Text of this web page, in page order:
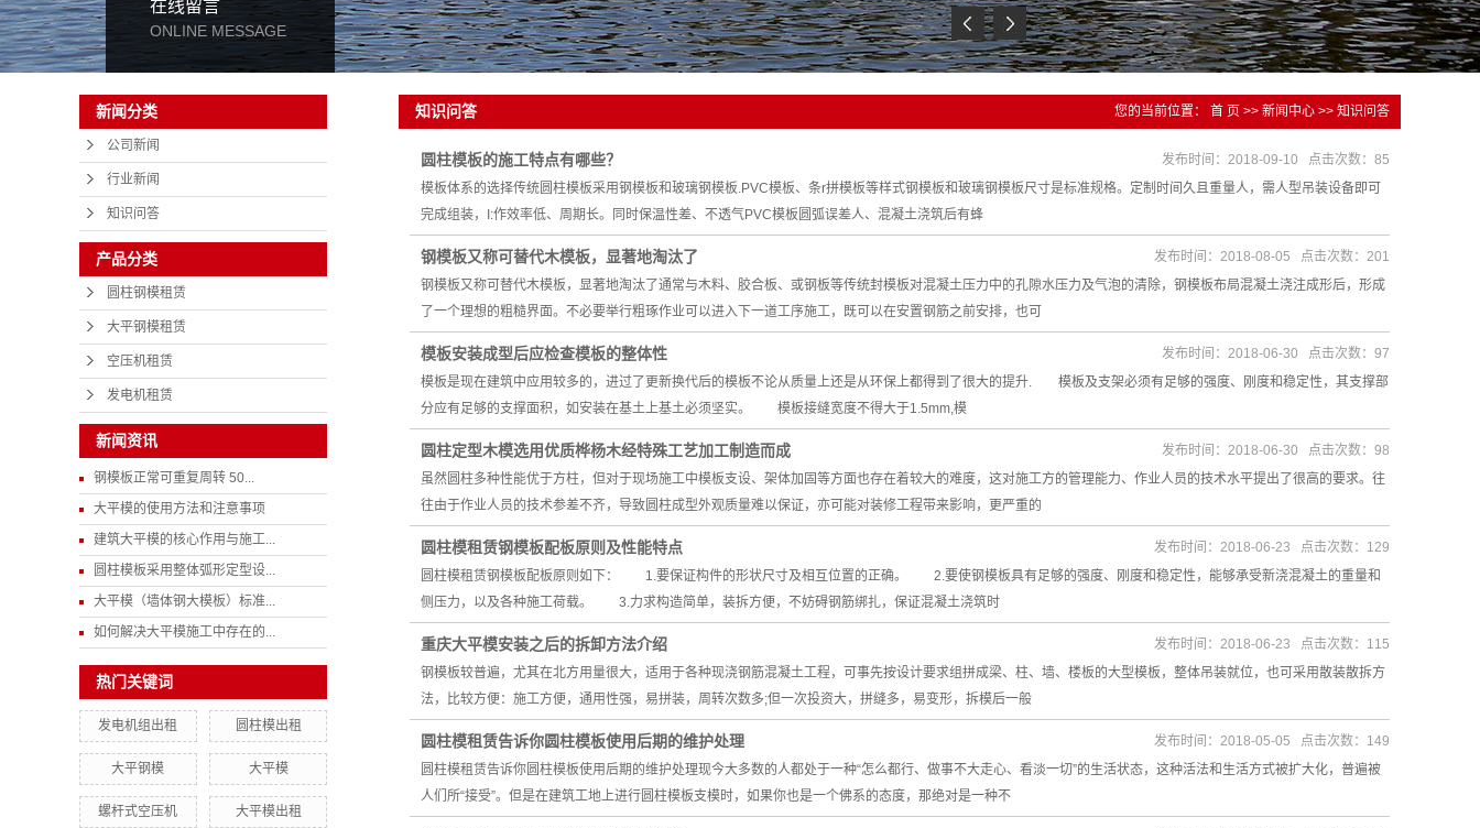
在线留言
ONLINE MESSAGE
新闻分类
公司新闻
行业新闻
知识问答
产品分类
圆柱钢模租赁
大平钢模租赁
空压机租赁
发电机租赁
新闻资讯
钢模板正常可重复周转 50...
大平模的使用方法和注意事项
建筑大平模的核心作用与施工...
圆柱模板采用整体弧形定型设...
大平模（墙体钢大模板）标准...
如何解决大平模施工中存在的...
热门关键词
发电机组出租 圆柱模出租
大平钢模 大平模
螺杆式空压机 大平模出租
知识问答 您的当前位置： 首 页 >> 新闻中心 >> 知识问答
圆柱模板的施工特点有哪些？
模板体系的选择传统圆柱模板采用钢模板和玻璃钢模板.PVC模板、条r拼模板等样式钢模板和玻璃钢模板尺寸是标准规格。定制时间久且重量人，需人型吊装设备即可
完成组装，I:作效率低、周期长。同时保温性差、不透气PVC模板圆弧误差人、混凝土浇筑后有蜂
发布时间：2018-09-10 点击次数：85
钢模板又称可替代木模板，显著地淘汰了
钢模板又称可替代木模板，显著地淘汰了通常与木料、胶合板、或钢板等传统封模板对混凝土压力中的孔隙水压力及气泡的清除，钢模板布局混凝土浇注成形后，形成
了一个理想的粗糙界面。不必要举行粗琢作业可以进入下一道工序施工，既可以在安置钢筋之前安排，也可
发布时间：2018-08-05 点击次数：201
模板安装成型后应检查模板的整体性
模板是现在建筑中应用较多的，进过了更新换代后的模板不论从质量上还是从环保上都得到了很大的提升. 模板及支架必须有足够的强度、刚度和稳定性，其支撑部
分应有足够的支撑面积，如安装在基土上基土必须坚实。 模板接缝宽度不得大于1.5mm,模
发布时间：2018-06-30 点击次数：97
圆柱定型木模选用优质桦杨木经特殊工艺加工制造而成
虽然圆柱多种性能优于方柱，但对于现场施工中模板支设、架体加固等方面也存在着较大的难度，这对施工方的管理能力、作业人员的技术水平提出了很高的要求。往
往由于作业人员的技术参差不齐，导致圆柱成型外观质量难以保证，亦可能对装修工程带来影响，更严重的
发布时间：2018-06-30 点击次数：98
圆柱模租赁钢模板配板原则及性能特点
圆柱模租赁钢模板配板原则如下： 1.要保证构件的形状尺寸及相互位置的正确。 2.要使钢模板具有足够的强度、刚度和稳定性，能够承受新浇混凝土的重量和
侧压力，以及各种施工荷载。 3.力求构造简单，装拆方便，不妨碍钢筋绑扎，保证混凝土浇筑时
发布时间：2018-06-23 点击次数：129
重庆大平模安装之后的拆卸方法介绍
钢模板较普遍，尤其在北方用量很大，适用于各种现浇钢筋混凝土工程，可事先按设计要求组拼成梁、柱、墙、楼板的大型模板，整体吊装就位，也可采用散装散拆方
法，比较方便：施工方便，通用性强，易拼装，周转次数多;但一次投资大，拼缝多，易变形，拆模后一般
发布时间：2018-06-23 点击次数：115
圆柱模租赁告诉你圆柱模板使用后期的维护处理
圆柱模租赁告诉你圆柱模板使用后期的维护处理现今大多数的人都处于一种“怎么都行、做事不大走心、看淡一切”的生活状态，这种活法和生活方式被扩大化，普遍被
人们所“接受”。但是在建筑工地上进行圆柱模板支模时，如果你也是一个佛系的态度，那绝对是一种不
发布时间：2018-05-05 点击次数：149